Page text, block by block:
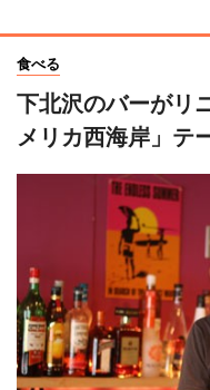
食べる
下北沢のバーがリ
メリカ西海岸」テ